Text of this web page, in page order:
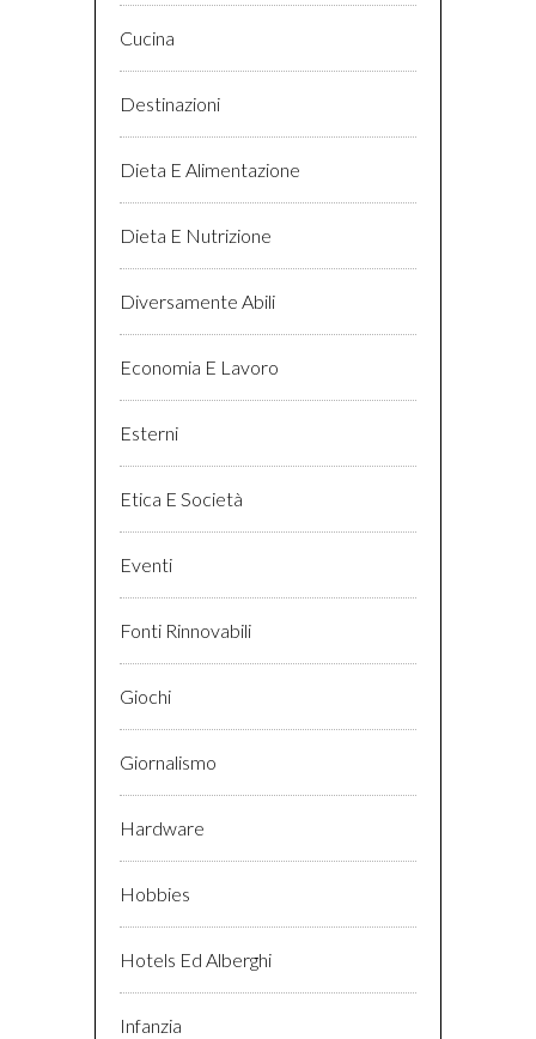
Cucina
Destinazioni
Dieta E Alimentazione
Dieta E Nutrizione
Diversamente Abili
Economia E Lavoro
Esterni
Etica E Società
Eventi
Fonti Rinnovabili
Giochi
Giornalismo
Hardware
Hobbies
Hotels Ed Alberghi
Infanzia